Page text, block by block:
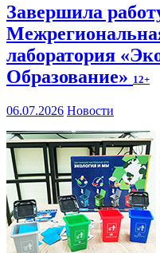
Завершила
лаборатория
Образование» 12+
06.07.2026 Новости